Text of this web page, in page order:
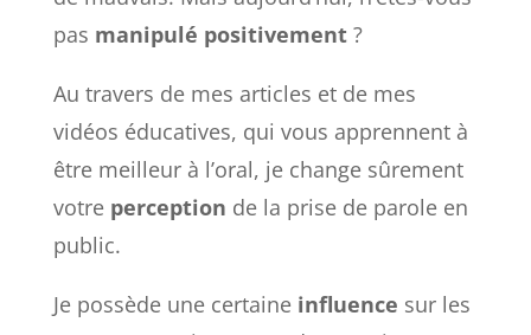
pas manipulé positivement?
Au travers de mes articles et de mes
vidéos éducatives, qui vous apprennent à
être meilleur à l’oral, je change sûrement
votre perception de la prise de parole en
public.
Je possède une certaine influence sur les